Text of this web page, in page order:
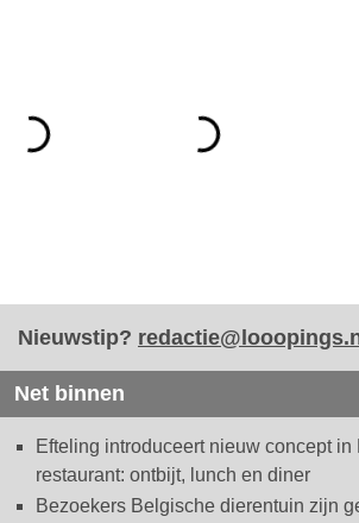
Nieuwstip?
Net binnen
Efteling introduceert nieuw concept in
restaurant: ontbijt, lunch en diner
Bezoekers Belgische dierentuin zijn